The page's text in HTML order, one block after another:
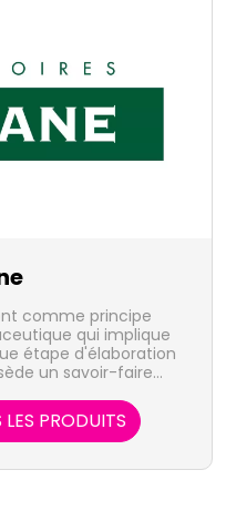
comme principe
qui implique
étape d'élaboration
un savoir-faire
PRODUITS